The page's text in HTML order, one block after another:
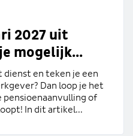
2027 uit
mogelijk...
dienst en teken je een
Dan loop je het
pensioenaanvulling of
In dit artikel...